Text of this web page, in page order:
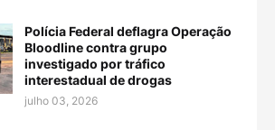
Polícia Federal deflagra Operação
Bloodline contra grupo
investigado por tráfico
interestadual de drogas
julho 03, 2026